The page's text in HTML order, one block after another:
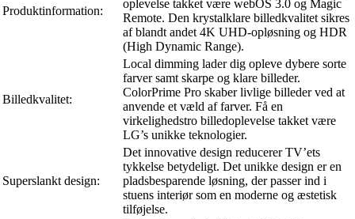
Produktinformation:
oplevelse takket være webOS 3.0 og Magic
Remote. Den krystalklare billedkvalitet sikres
af blandt andet 4K UHD-opløsning og HDR
(High Dynamic Range).
Billedkvalitet:
Local dimming lader dig opleve dybere sorte
farver samt skarpe og klare billeder.
ColorPrime Pro skaber livlige billeder ved at
anvende et væld af farver. Få en
virkelighedstro billedoplevelse takket være
LG’s unikke teknologier.
Superslankt design:
Det innovative design reducerer TV’ets
tykkelse betydeligt. Det unikke design er en
pladsbesparende løsning, der passer ind i
stuens interiør som en moderne og æstetisk
tilføjelse.